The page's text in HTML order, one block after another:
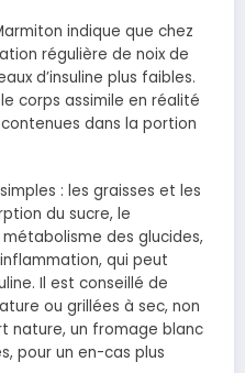
indique que chez
régulière de noix de
d’insuline plus faibles.
corps assimile en réalité
dans la portion
: les graisses et les
du sucre, le
des glucides,
qui peut
Il est conseillé de
ou grillées à sec, non
nature, un fromage blanc
pour un en-cas plus